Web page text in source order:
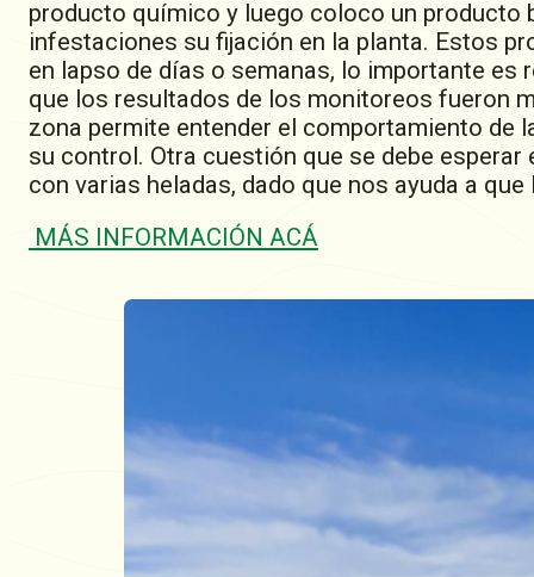
producto químico y luego coloco un
infestaciones su fijación en la planta. Estos
en lapso de días o semanas, lo importante
que los resultados de los monitoreos fueron
zona permite entender el comportamiento
su control. Otra cuestión que se debe
con varias heladas, dado que nos ayuda a
MÁS INFORMACIÓN ACÁ